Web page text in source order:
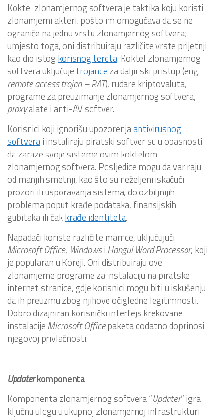
Koktel zlonamjernog softvera je taktika koju koristi
zlonamjerni akteri, pošto im omogućava da se ne
ograniče na jednu vrstu zlonamjernog softvera;
umjesto toga, oni distribuiraju različite vrste prijetnji
kao dio istogkorisnog tereta. Koktel zlonamjernog
softvera uključuje trojance za daljinski pristup (eng.
remote access trojan – RAT), rudare kriptovaluta,
programe za preuzimanje zlonamjernog softvera,
proxyalate i anti-AV softver.
Korisnici koji ignorišu upozorenjaantivirusnog
softverai instaliraju piratski softver su u opasnosti
da zaraze svoje sisteme ovim koktelom
zlonamjernog softvera. Posljedice mogu da variraju
od manjih smetnji, kao što su neželjeni iskačući
prozori ili usporavanja sistema, do ozbiljnijih
problema poput krađe podataka, finansijskih
gubitaka ili čakkrađe identiteta.
Napadači koriste različite mamce, uključujući
Microsoft Office, Windowsi Hangul WordProcessor, koji
je popularan u Koreji. Oni distribuiraju ove
zlonamjerne programe za instalaciju na piratske
internet stranice, gdje korisnici mogu biti u iskušenju
da ih preuzmu zbog njihove očigledne legitimnosti.
Dobro dizajniran korisnički interfejs krekovane
instalacije Microsoft Officepaketa dodatno doprinosi
njegovoj privlačnosti.
Updaterkomponenta
Komponenta zlonamjernog softvera “Updater” igra
ključnu ulogu u ukupnoj zlonamjernoj infrastrukturi